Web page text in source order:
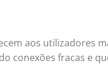
aos utilizadores
conexões fracas e